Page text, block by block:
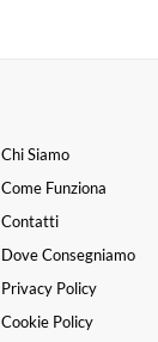
Chi Siamo
Come Funziona
Contatti
Dove Consegniamo
Privacy Policy
Cookie Policy